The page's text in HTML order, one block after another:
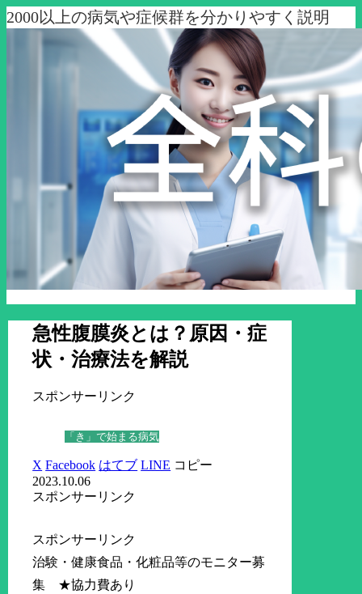
2000以上の病気や症候群を分かりやすく説明
急性腹膜炎とは？原因・症
状・治療法を解説
スポンサーリンク
「き」で始まる病気
X Facebook はてブ LINE コピー
2023.10.06
スポンサーリンク
スポンサーリンク
治験・健康食品・化粧品等のモニター募
集 ★協力費あり